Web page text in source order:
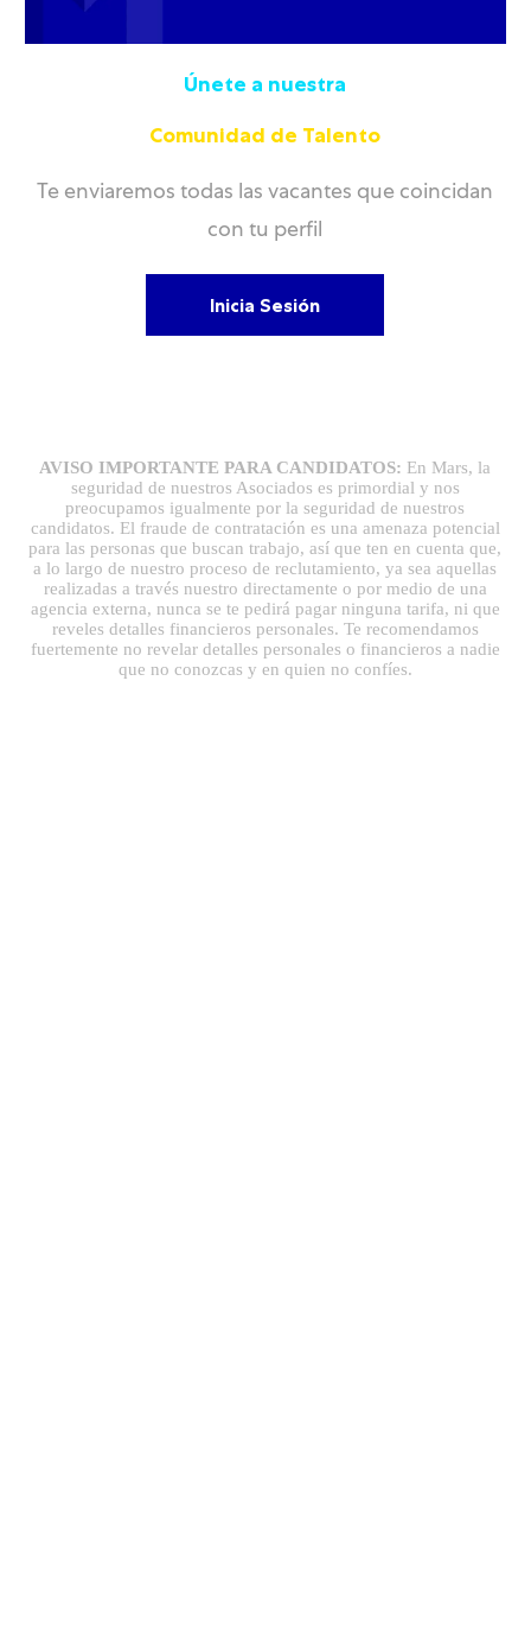
Únete a nuestra
Comunidad de Talento
Te enviaremos todas las vacantes que coincidan
con tu perfil
Inicia Sesión
AVISO IMPORTANTE PARA CANDIDATOS: En Mars, la
seguridad de nuestros Asociados es primordial y nos
preocupamos igualmente por la seguridad de nuestros
candidatos. El fraude de contratación es una amenaza potencial
para las personas que buscan trabajo, así que ten en cuenta que,
a lo largo de nuestro proceso de reclutamiento, ya sea aquellas
realizadas a través nuestro directamente o por medio de una
agencia externa, nunca se te pedirá pagar ninguna tarifa, ni que
reveles detalles financieros personales. Te recomendamos
fuertemente no revelar detalles personales o financieros a nadie
que no conozcas y en quien no confíes.